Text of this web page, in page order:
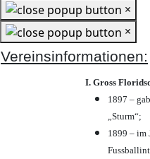
×
×
Vereinsinformationen:
I. Gross
1897 –
„Sturm“;
1899 – im